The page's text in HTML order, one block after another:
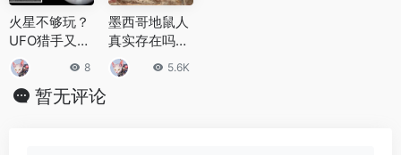
火星不够玩？
UFO猎手又在
金星上发现建
筑物
8
墨西哥地鼠人
真实存在吗？
墨西哥地鼠人
到底是什么？
5.6K
暂无评论